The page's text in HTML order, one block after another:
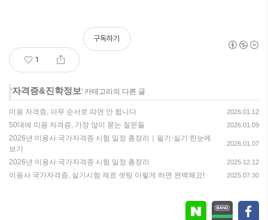
1
구독하기
'자격증&진학정보' 카테고리의 다른 글
미용 자격증, 아무 순서로 따면 안 됩니다 2026.01.12
50대에 미용 자격증, 가장 많이 묻는 질문들 2026.01.09
2026년 미용사 국가자격증 시험 일정 총정리｜필기·실기 한눈에
보기
2026.01.07
2026년 이용사 국가자격증 시험 일정 총정리 2025.12.12
이용사 국가자격증, 실기시험 재료 셋팅 이렇게 하면 완벽해요! 2025.07.30